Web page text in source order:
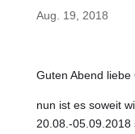
Aug. 19, 2018
Guten Abend liebe
nun ist es soweit
20.08.-05.09.2018